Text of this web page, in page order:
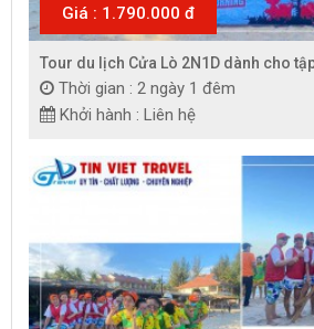
Giá : 1.790.000 đ
Tour du lịch Cửa Lò 2N1D dành cho
Thời gian : 2 ngày 1 đêm
Khởi hành : Liên hệ